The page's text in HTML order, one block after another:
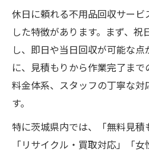
休日に頼れる不用品回収サー
した特徴があります。まず、
し、即日や当日回収が可能な点
に、見積もりから作業完了ま
料金体系、スタッフの丁寧な
す。
特に茨城県内では、「無料見積
「リサイクル・買取対応」「